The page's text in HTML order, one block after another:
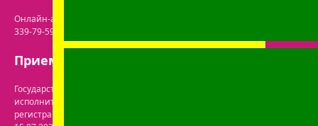
Онлайн-аптека: г. Бобруйск, ул. Советская 40-3. Телефон: +375 (29)
339-79-59. Электронная почта:
Прием заказов: с 9:00 до 21:00.
Государственная регистрация осуществлена Бобруйским городским
исполнительным комитетом управления экономики. Дата и номер
регистрации интернет-магазина в торговом реестре: №722063 от